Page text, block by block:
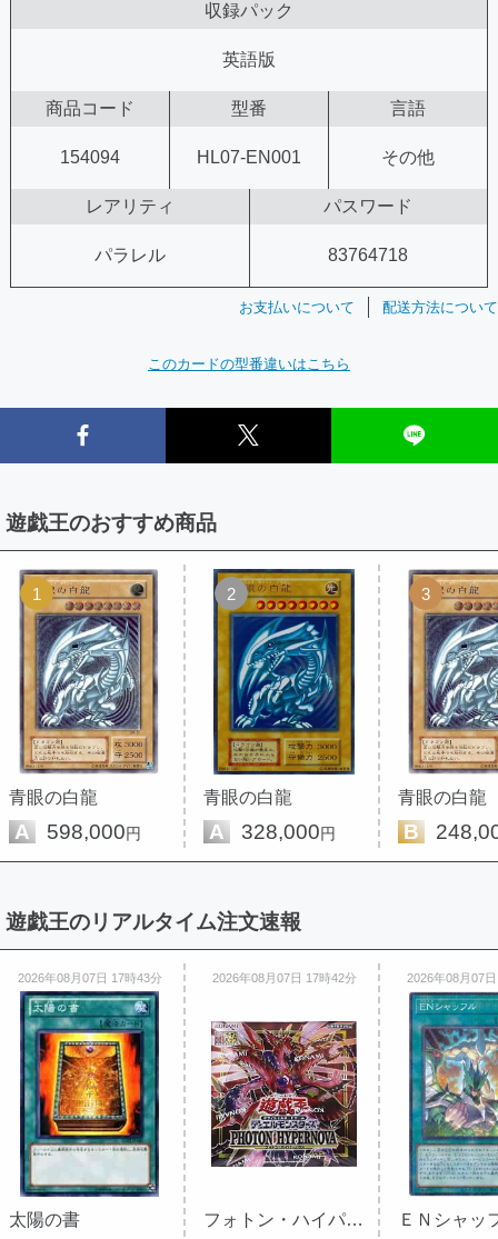
収録パック
英語版
商品コード 型番 言語
154094 HL07-EN001 その他
レアリティ パスワード
パラレル 83764718
お支払いについて 配送方法について
このカードの型番違いはこちら
遊戯王のおすすめ商品
1
青眼の白龍
A 598,000円
2
青眼の白龍
A 328,000円
3
青眼の白龍
B
遊戯王のリアルタイム注文速報
2026年08月07日 17時43分
太陽の書
2026年08月07日 17時42分
フォトン・ハイパーノヴァ 未開封...
2026年08月07
ＥＮシャッ